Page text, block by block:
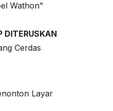
Wathon”
DITERUSKAN
Cerdas
Layar